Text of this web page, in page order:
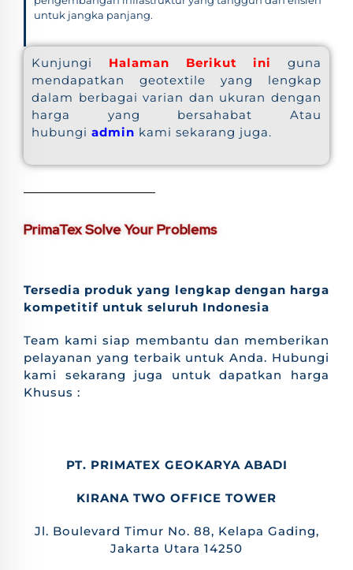
untuk jangka panjang.
Kunjungi Halaman Berikut ini
guna
mendapatkan geotextile yang lengkap
dalam berbagai varian dan ukuran dengan
harga yang bersahabat Atau
hubungi admin kami sekarang juga.
PrimaTex Solve Your Problems
Tersedia produk yang lengkap dengan harga
kompetitif untuk seluruh Indonesia
Team kami siap membantu dan memberikan
pelayanan yang terbaik untuk Anda. Hubungi
kami sekarang juga untuk dapatkan harga
Khusus :
PT. PRIMATEX GEOKARYA ABADI
KIRANA TWO OFFICE TOWER
Jl. Boulevard Timur No. 88, Kelapa Gading,
Jakarta Utara 14250